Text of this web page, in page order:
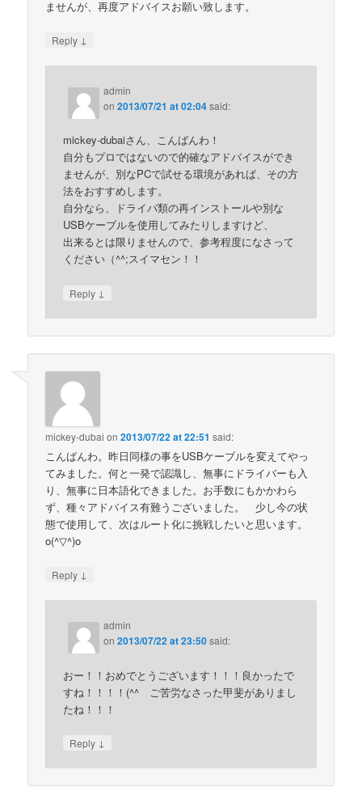
ませんが、再度アドバイスお願い致します。
Reply ↓
admin
on2013/07/21 at 02:04said:
mickey-dubaiさん、こんばんわ！
自分もプロではないので的確なアドバイスができ
ませんが、別なPCで試せる環境があれば、その方
法をおすすめします。
自分なら、ドライバ類の再インストールや別な
USBケーブルを使用してみたりしますけど、
出来るとは限りませんので、参考程度になさって
ください（^^;スイマセン！！
Reply ↓
mickey-dubai on2013/07/22 at 22:51 said:
こんばんわ。昨日同様の事をUSBケーブルを変えてやっ
てみました。何と一発で認識し、無事にドライバーも入
り、無事に日本語化できました。お手数にもかかわら
ず、種々アドバイス有難うございました。 少し今の状
態で使用して、次はルート化に挑戦したいと思います。
o(^▽^)o
Reply ↓
admin
on2013/07/22 at 23:50said:
おー！！おめでとうございます！！！良かったで
すね！！！！(^^ ご苦労なさった甲斐がありまし
たね！！！
Reply ↓